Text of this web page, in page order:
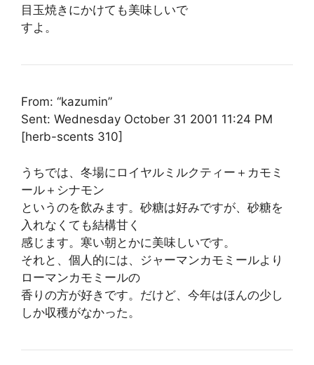
目玉焼きにかけても美味しいで
すよ。
From: “kazumin”
Sent: Wednesday October 31 2001 11:24 PM
[herb-scents 310]
うちでは、冬場にロイヤルミルクティー＋カモミ
ール＋シナモン
というのを飲みます。砂糖は好みですが、砂糖を
入れなくても結構甘く
感じます。寒い朝とかに美味しいです。
それと、個人的には、ジャーマンカモミールより
ローマンカモミールの
香りの方が好きです。だけど、今年はほんの少し
しか収穫がなかった。